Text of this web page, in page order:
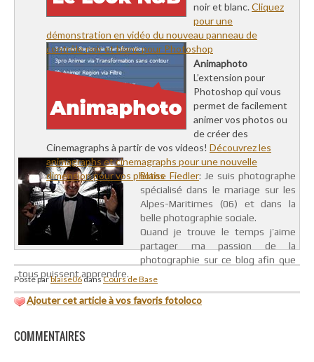
noir et blanc.Cliquez
pour une
démonstration en vidéo du nouveau panneau de
contrôle noir et blanc pour Photoshop
Animaphoto
L’extension pour
Photoshop qui vous
permet de facilement
animer vos photos ou
de créer des
Cinemagraphs à partir de vos videos! Découvrez les
animagraphs et cinemagraphs pour une nouvelle
dimension pour vos photosBlaise Fiedler: Je suis photographe
spécialisé dans le mariage sur les
Alpes-Maritimes (06) et dans la
belle photographie sociale.
Quand je trouve le temps j’aime
partager ma passion de la
photographie sur ce blog afin que
tous puissent apprendre.
Posté parblaise06dansCours de Base
Ajouter cet article à vos favoris fotoloco
COMMENTAIRES